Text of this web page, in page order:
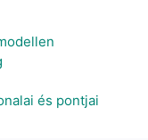
és pontjai